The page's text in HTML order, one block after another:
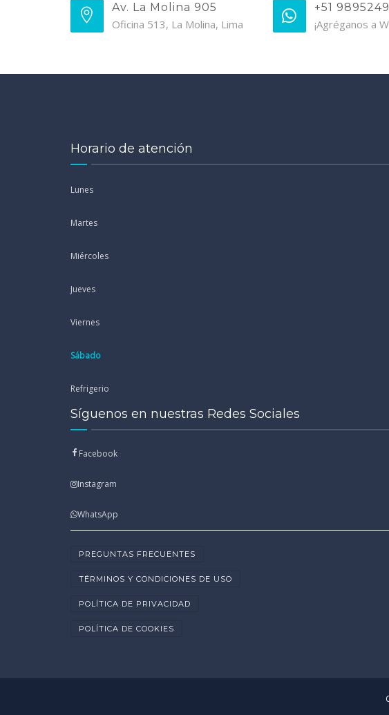
Av. La Molina 905
Oficina 513, La Molina, Lima
+51
¡Agréganos a
Horario de atención
Lunes
Martes
Miércoles
Jueves
Viernes
Sábado
Refrigerio
Síguenos en nuestras Redes Sociales
Facebook
Instagram
WhatsApp
PREGUNTAS FRECUENTES
TÉRMINOS Y CONDICIONES DE USO
POLÍTICA DE PRIVACIDAD
POLÍTICA DE COOKIES